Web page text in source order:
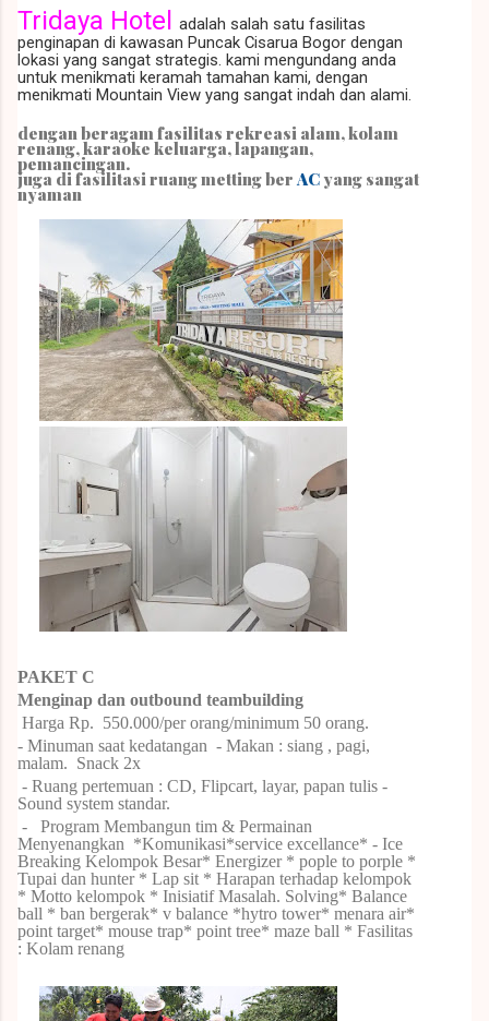
Tridaya Hotel adalah salah satu fasilitas
penginapan di kawasan Puncak Cisarua Bogor dengan
lokasi yang sangat strategis. kami mengundang anda
untuk menikmati keramah tamahan kami, dengan
menikmati Mountain View yang sangat indah dan alami.
dengan beragam fasilitas rekreasi alam, kolam
renang, karaoke keluarga, lapangan,
pemancingan.
juga di fasilitasi ruang metting ber ACyang sangat
nyaman
PAKET C
Menginap dan outbound teambuilding
Harga Rp. 550.000/per orang/minimum 50 orang.
- Minuman saat kedatangan - Makan : siang , pagi,
malam. Snack 2x
- Ruang pertemuan : CD, Flipcart, layar, papan tulis -
Sound system standar.
-
Program Membangun tim & Permainan
Menyenangkan *Komunikasi*service excellance* - Ice
Breaking Kelompok Besar* Energizer * pople to porple *
Tupai dan hunter * Lap sit * Harapan terhadap kelompok
* Motto kelompok * Inisiatif Masalah. Solving* Balance
ball * ban bergerak* v balance *hytro tower* menara air*
point target* mouse trap* point tree* maze ball * Fasilitas
: Kolam renang